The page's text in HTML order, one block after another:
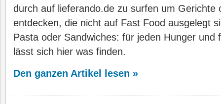
durch auf lieferando.de zu surfen um Gerichte
entdecken, die nicht auf Fast Food ausgelegt
Pasta oder Sandwiches: für jeden Hunger und
lässt sich hier was finden.
Den ganzen Artikel lesen »